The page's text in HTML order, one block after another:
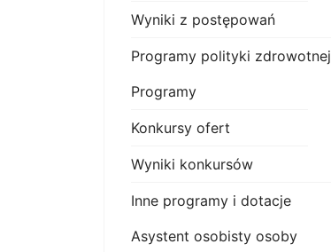
Wyniki z postępowań
Programy polityki zdrowotnej
Programy
Konkursy ofert
Wyniki konkursów
Inne programy i dotacje
Asystent osobisty osoby